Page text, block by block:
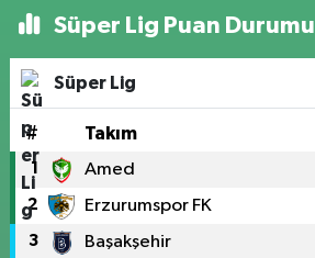
Süper Lig Puan Durumu
Süper Lig
# Takım
1 Amed
2 Erzurumspor FK
3 Başakşehir